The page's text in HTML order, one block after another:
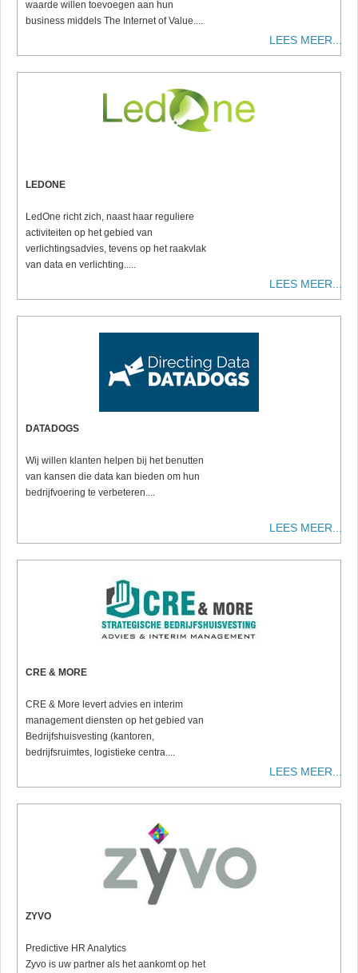
waarde willen toevoegen aan hun
business middels The Internet of Value....
LEES MEER...
LEDONE
LedOne richt zich, naast haar reguliere
activiteiten op het gebied van
verlichtingsadvies, tevens op het raakvlak
van data en verlichting.....
LEES MEER...
DATADOGS
Wij willen klanten helpen bij het benutten
van kansen die data kan bieden om hun
bedrijfvoering te verbeteren....
LEES MEER...
CRE & MORE
CRE & More levert advies en interim
management diensten op het gebied van
Bedrijfshuisvesting (kantoren,
bedrijfsruimtes, logistieke centra....
LEES MEER...
ZYVO
Predictive HR Analytics
Zyvo is uw partner als het aankomt op het